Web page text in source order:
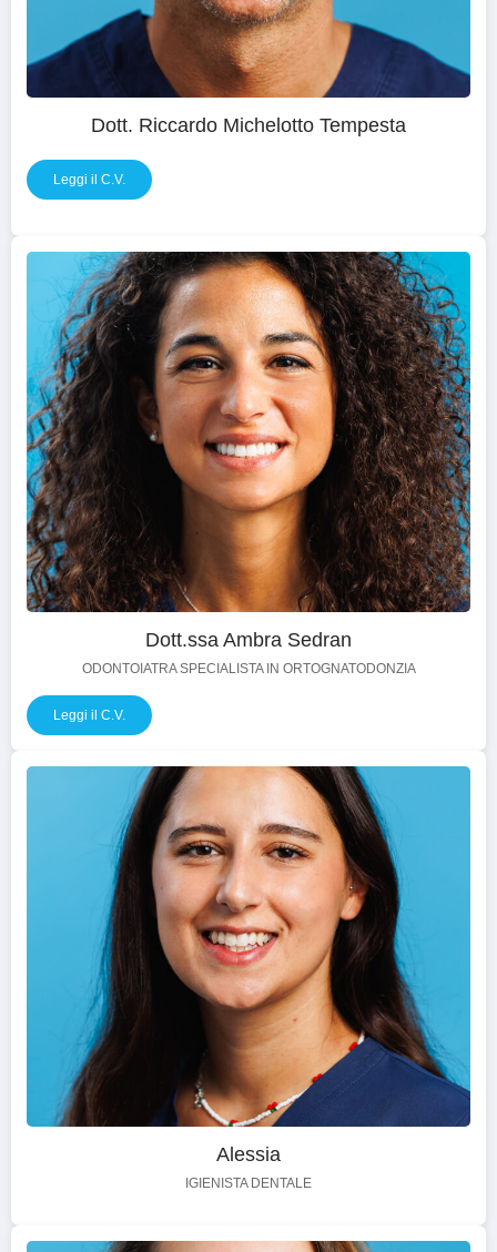
Dott. Riccardo Michelotto Tempesta
Leggi il C.V.
Dott.ssa Ambra Sedran
ODONTOIATRA SPECIALISTA IN ORTOGNATODONZIA
Leggi il C.V.
Alessia
IGIENISTA DENTALE